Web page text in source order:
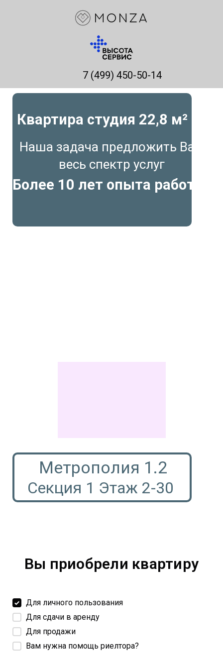
7 (499) 450-50-14
Секция 1 Этаж 2-30
Метрополия 1.2
Наша задача предложить Вам
весь спектр услуг
Более 10 лет опыта работы
Квартира студия 22,8 м²
Вы приобрели квартиру
Для личного пользования
Для сдачи в аренду
Для продажи
Вам нужна помощь риелтора?